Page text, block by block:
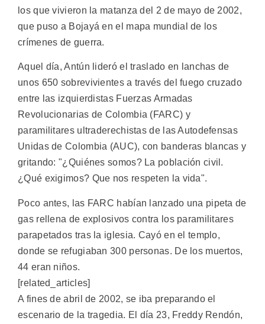
los que vivieron la matanza del 2 de mayo de 2002,
que puso a Bojayá en el mapa mundial de los
crímenes de guerra.
Aquel día, Antún lideró el traslado en lanchas de
unos 650 sobrevivientes a través del fuego cruzado
entre las izquierdistas Fuerzas Armadas
Revolucionarias de Colombia (FARC) y
paramilitares ultraderechistas de las Autodefensas
Unidas de Colombia (AUC), con banderas blancas y
gritando: "¿Quiénes somos? La población civil.
¿Qué exigimos? Que nos respeten la vida".
Poco antes, las FARC habían lanzado una pipeta de
gas rellena de explosivos contra los paramilitares
parapetados tras la iglesia. Cayó en el templo,
donde se refugiaban 300 personas. De los muertos,
44 eran niños.
[related_articles]
A fines de abril de 2002, se iba preparando el
escenario de la tragedia. El día 23, Freddy Rendón,